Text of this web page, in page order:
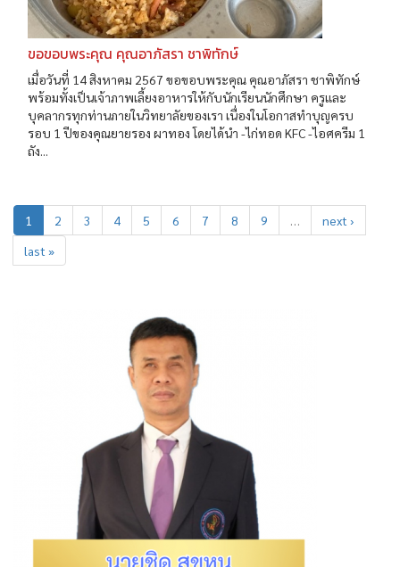
ขอขอบพระคุณ คุณอาภัสรา ชาพิทักษ์
เมื่อวันที่ 14 สิงหาคม 2567 ขอขอบพระคุณ คุณอาภัสรา ชาพิทักษ์
พร้อมทั้งเป็นเจ้าภาพเลี้ยงอาหารให้กับนักเรียนนักศึกษา ครูและ
บุคลากรทุกท่านภายในวิทยาลัยของเรา เนื่องในโอกาสทำบุญครบ
รอบ 1 ปีของคุณยายรอง ผาทอง โดยได้นำ -ไก่ทอด KFC -ไอศครีม 1
ถัง...
1 2 3 4 5 6 7 8 9 …
next ›
last »